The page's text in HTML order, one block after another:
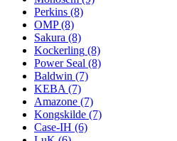
Perkins (8)
OMP (8)
Sakura (8)
Kockerling (8)
Power Seal (8)
Baldwin (7)
KEBA (7)
Amazone (7)
Kongskilde (7)
Case-IH (6)